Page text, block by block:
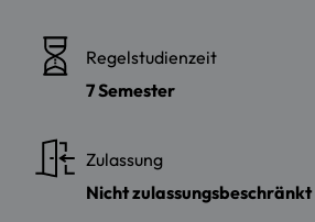
Regelstudienzeit
7 Semester
Zulassung
Nicht zulassungsbeschränkt